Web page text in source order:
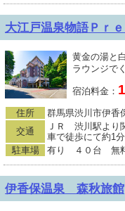
大江戸温泉物語Ｐｒ
黄金の湯と
ラウンジで
宿泊料金：
住所
群馬県渋川市伊香
交通
ＪＲ 渋川駅より
車で徒歩にて約1分
駐車場
有り ４０台 無
伊香保温泉 森秋旅館